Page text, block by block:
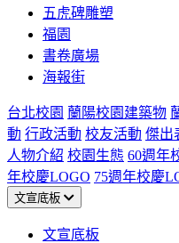
五虎碑雕塑
福園
書卷廣場
海報街
台北校園 蘭陽校園建築物
動 行政活動 校友活動 傑出
人物介紹 校園生態 60週年
年校慶LOGO 75週年校慶
文宣底板
文宣底板